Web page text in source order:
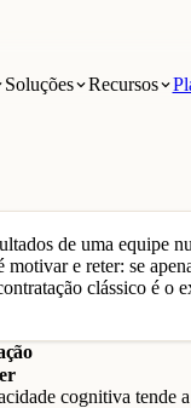
Soluções Recursos
de uma equipe
motivar e reter: se
clássico é o
cognitiva tende